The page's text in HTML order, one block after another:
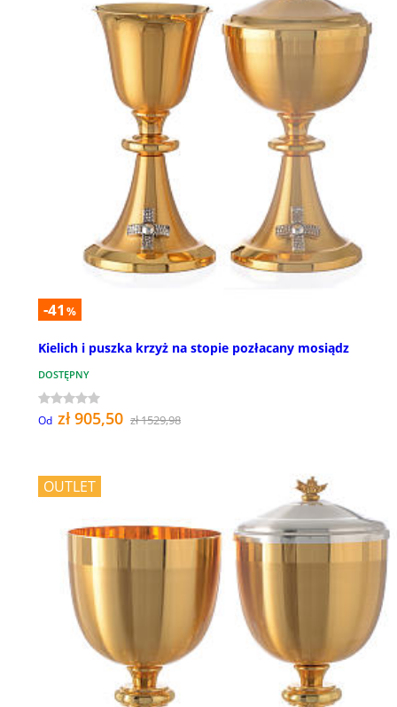
-41 %
Kielich i puszka krzyż na stopie pozłacany mosiądz
DOSTĘPNY
Od zł 905,50 zł 1529,98
OUTLET